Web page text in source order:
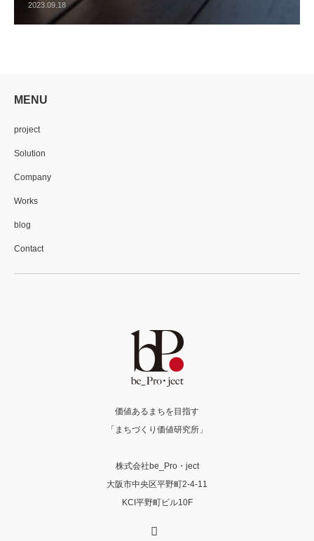
2023.09.18
MENU
project
Solution
Company
Works
blog
Contact
価値あるまちを目指す
「まちづくり価値研究所」
株式会社be_Pro・ject
大阪市中央区平野町2-4-11
KCI平野町ビル10F